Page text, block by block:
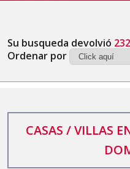
Su busqueda devolvió 232
Ordenar por
CASAS / VILLAS